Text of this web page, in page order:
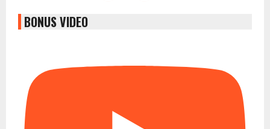
BONUS VIDEO